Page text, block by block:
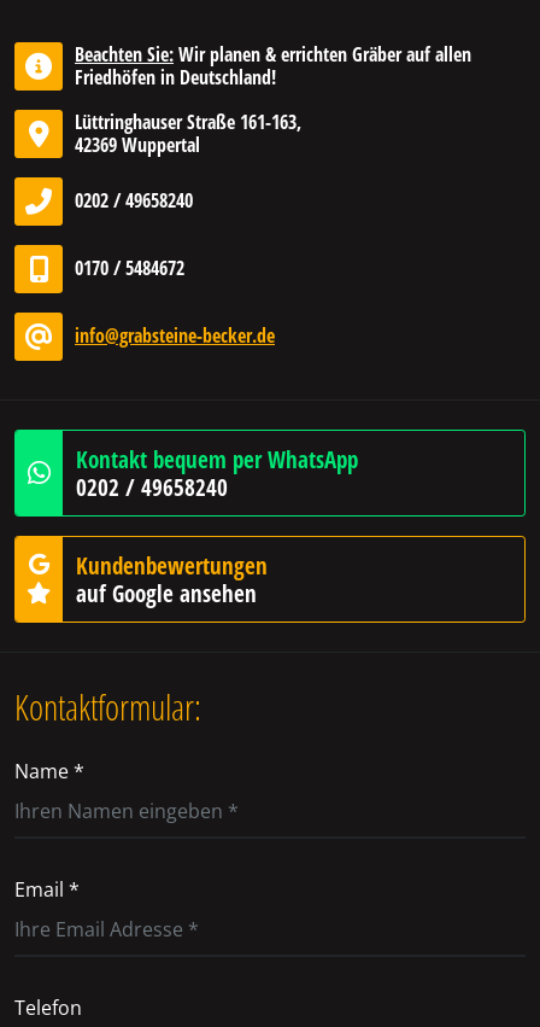
Beachten Sie:Wir planen & errichten Gräber auf allen
Friedhöfen in Deutschland!
Lüttringhauser Straße 161-163,
42369 Wuppertal
0202 / 49658240
0170 / 5484672
info@grabsteine-becker.de
Kontakt bequem per WhatsApp
0202 / 49658240
Kundenbewertungen
auf Google ansehen
Kontaktformular:
Name *
Email *
Telefon